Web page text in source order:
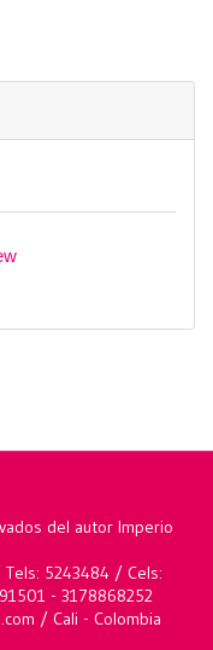
del autor Imperio
5243484 / Cels:
- 3178868252
/ Cali - Colombia